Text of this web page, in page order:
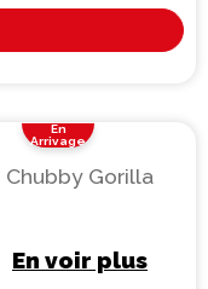
En
Arrivage
Chubby Gorilla
En voir plus